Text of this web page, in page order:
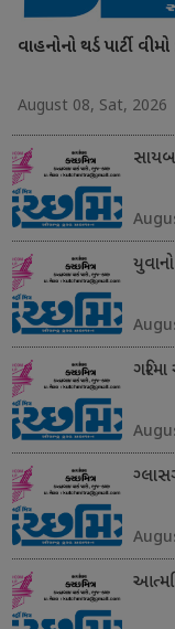
વાહનોનો થર્ડ પાર્ટી
August 08, Sat, 2026